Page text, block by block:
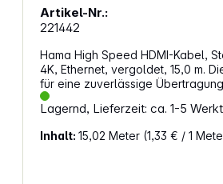
Artikel-Nr.:
221442
Hama High Speed HDMI-Kabel,
4K, Ethernet, vergoldet, 15,0 m.
für eine zuverlässige
Audio- und Videodaten in hoher
Länge von 15 Metern eignet es
Player, Receiver und Fernseher,
Lagernd, Lieferzeit: ca. 1-5
Inhalt: 15,02 Meter (1,33 € / 1